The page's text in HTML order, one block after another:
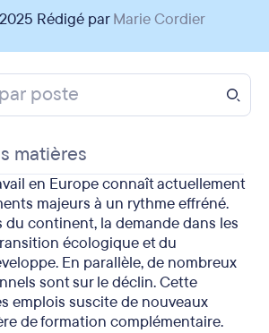
Rédigé parMarie Cordier
en Europe connaît actuellement
majeurs à un rythme effréné.
du continent, la demande dans les
écologique et du
En parallèle, de nombreux
sont sur le déclin. Cette
emplois suscite de nouveaux
de formation complémentaire.
matières
l’oeuvre sur le marché du travail
sur un marché en
du travail et de
un panorama européen